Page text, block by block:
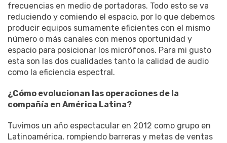
frecuencias en medio de portadoras. Todo esto se va
reduciendo y comiendo el espacio, por lo que debemos
producir equipos sumamente eficientes con el mismo
número o más canales con menos oportunidad y
espacio para posicionar los micrófonos. Para mi gusto
esta son las dos cualidades tanto la calidad de audio
como la eficiencia espectral.
¿Cómo evolucionan las operaciones de la
compañía en América Latina?
Tuvimos un año espectacular en 2012 como grupo en
Latinoamérica, rompiendo barreras y metas de ventas